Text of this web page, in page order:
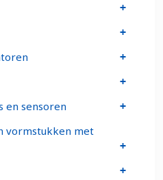
en sensoren
vormstukken met